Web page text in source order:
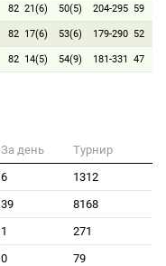
82 21(6) 50(5) 204-295 59
82 17(6) 53(6) 179-290 52
82 14(5) 54(9) 181-331 47
За день
Турнир
6
1312
39
8168
1
271
0
79